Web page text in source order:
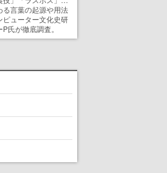
る言葉の起源や用法
ピューター文化史研
氏が徹底調査。